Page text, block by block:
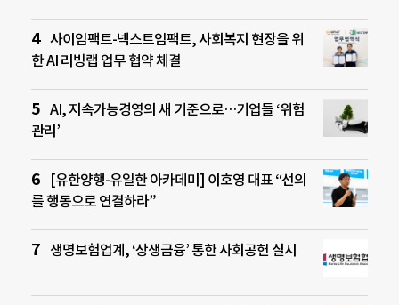
사이임팩트-넥스트임팩트, 사회복지 현장을 위
한 AI 리빙랩 업무 협약 체결
AI, 지속가능경영의 새 기준으로…기업들 ‘위험
관리’
[유한양행-유일한 아카데미] 이호영 대표 “선의
를 행동으로 연결하라”
생명보험업계, ‘상생금융’ 통한 사회공헌 실시